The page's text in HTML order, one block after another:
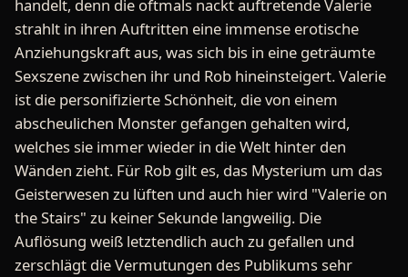
handelt, denn die oftmals nackt auftretende Valerie
strahlt in ihren Auftritten eine immense erotische
Anziehungskraft aus, was sich bis in eine geträumte
Sexszene zwischen ihr und Rob hineinsteigert. Valerie
ist die personifizierte Schönheit, die von einem
abscheulichen Monster gefangen gehalten wird,
welches sie immer wieder in die Welt hinter den
Wänden zieht. Für Rob gilt es, das Mysterium um das
Geisterwesen zu lüften und auch hier wird "Valerie on
the Stairs" zu keiner Sekunde langweilig. Die
Auflösung weiß letztendlich auch zu gefallen und
zerschlägt die Vermutungen des Publikums sehr